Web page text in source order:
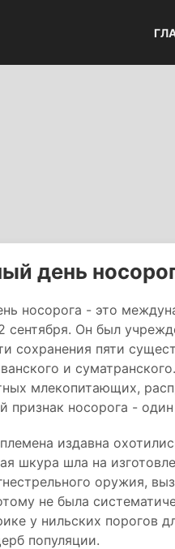
день
носорога - это
сентября. Он был
сохранения пяти
и
млекопитающих,
признак носорога -
издавна
шкура шла на
оружия,
не была
у нильских порогов
популяции.